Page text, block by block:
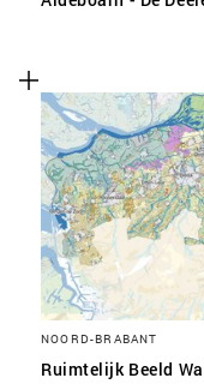
NOORD-BRABANT
Ruimtelijk Beeld